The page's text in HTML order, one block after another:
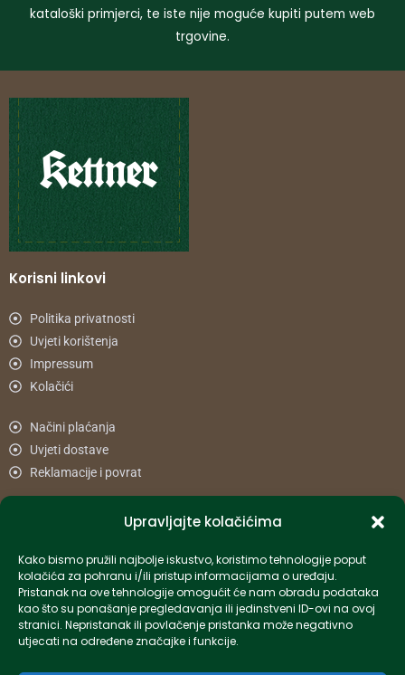
Upravljajte kolačićima
Kako bismo pružili najbolje iskustvo, koristimo tehnologije poput
kolačića za pohranu i/ili pristup informacijama o uređaju.
Pristanak na ove tehnologije omogućit će nam obradu podataka
kao što su ponašanje pregledavanja ili jedinstveni ID-ovi na ovoj
stranici. Nepristanak ili povlačenje pristanka može negativno
utjecati na određene značajke i funkcije.
kataloški primjerci, te iste nije moguće kupiti putem web
trgovine.
Korisni linkovi
Politika privatnosti
Uvjeti korištenja
Impressum
Kolačići
Načini plaćanja
Uvjeti dostave
Reklamacije i povrat
info-hr@kettner.com
Poslovnica Osijek 031 500 181
Poslovnica Zagreb 01 7798 900